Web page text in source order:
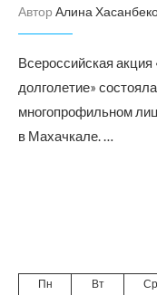
Автор Алина
Всероссийская акция
долголетие»
многопрофильном
в Махачкале. …
Пн Вт Ср